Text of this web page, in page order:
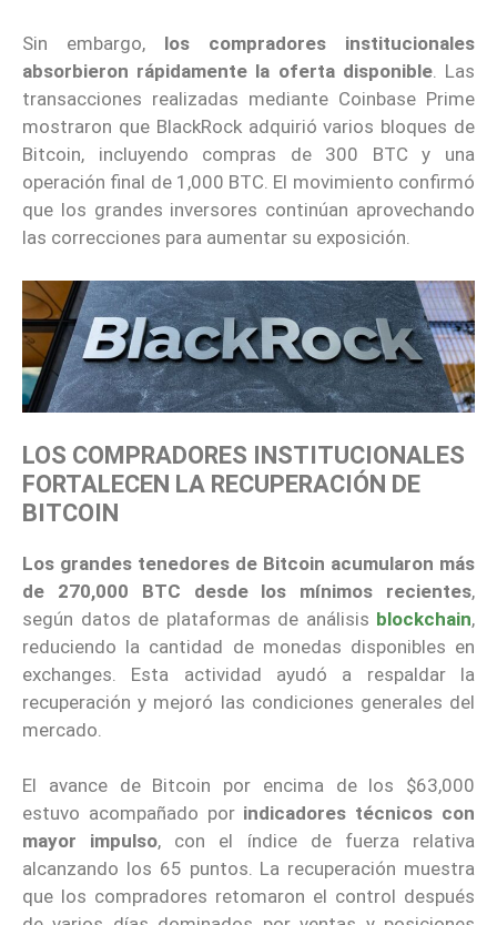
Sin embargo, los compradores institucionales
absorbieron rápidamente la oferta disponible. Las
transacciones realizadas mediante Coinbase Prime
mostraron que BlackRock adquirió varios bloques de
Bitcoin, incluyendo compras de 300 BTC y una
operación final de 1,000 BTC. El movimiento confirmó
que los grandes inversores continúan aprovechando
las correcciones para aumentar su exposición.
LOS COMPRADORES INSTITUCIONALES
FORTALECEN LA RECUPERACIÓN DE
BITCOIN
Los grandes tenedores de Bitcoin acumularon más
de 270,000 BTC desde los mínimos recientes,
según datos de plataformas de análisis blockchain,
reduciendo la cantidad de monedas disponibles en
exchanges. Esta actividad ayudó a respaldar la
recuperación y mejoró las condiciones generales del
mercado.
El avance de Bitcoin por encima de los $63,000
estuvo acompañado por indicadores técnicos con
mayor impulso, con el índice de fuerza relativa
alcanzando los 65 puntos. La recuperación muestra
que los compradores retomaron el control después